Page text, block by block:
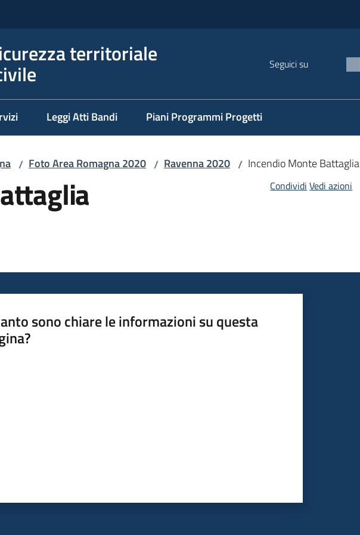
territoriale Seguici su
Leggi Atti Bandi Piani Programmi Progetti
/ Foto Area Romagna 2020 / Ravenna 2020 / Incendio Monte Battaglia
Condividi Vedi azioni
sono chiare le informazioni su questa